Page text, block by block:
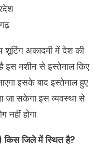
अकादमी में देश की
इस मशीन से इस्तेमाल किए
इसके बाद इस्तेमाल हुए
जा सकेगा इस व्यवस्था से
नहीं होगा
जिले में स्थित है?